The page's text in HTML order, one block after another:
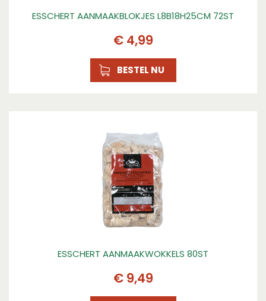
ESSCHERT AANMAAKBLOKJES L8B18H25CM 72ST
€ 4,99
BESTEL NU
ESSCHERT AANMAAKWOKKELS 80ST
€ 9,49